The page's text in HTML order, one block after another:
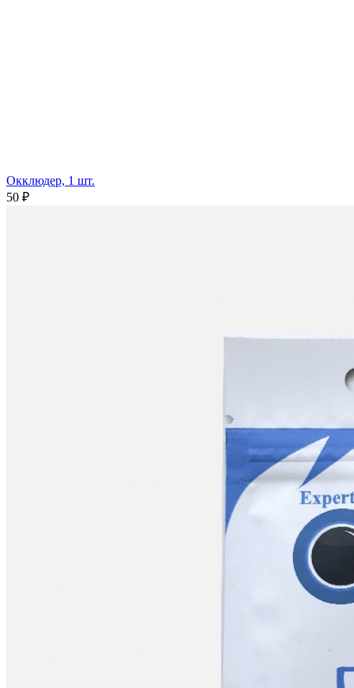
Окклюдер, 1 шт.
50 ₽